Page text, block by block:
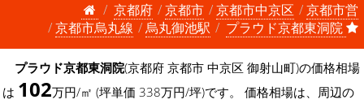
京都府
京都市 京都市中京区
京都市営
京都市烏丸線
烏丸御池駅 プラウド京都東洞院
プラウド京都東洞院(京都府 京都市 中京区 御射山町)の価格相場
は 102万円/㎡ (坪単価 338万円/坪)です。 価格相場は、周辺の